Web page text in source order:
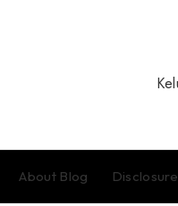
About Blog Disclosure